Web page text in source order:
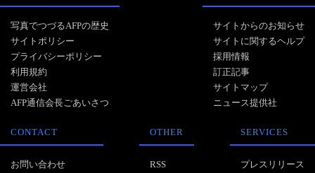
写真でつづるAFPの歴史
サイトポリシー
プライバシーポリシー
利用規約
運営会社
AFP通信会長ごあいさつ
サイトからのお知らせ
サイトに関するヘルプ
採用情報
訂正記事
サイトマップ
ニュース提供社
CONTACT
お問い合わせ
OTHER
RSS
SERVICES
プレスリリース